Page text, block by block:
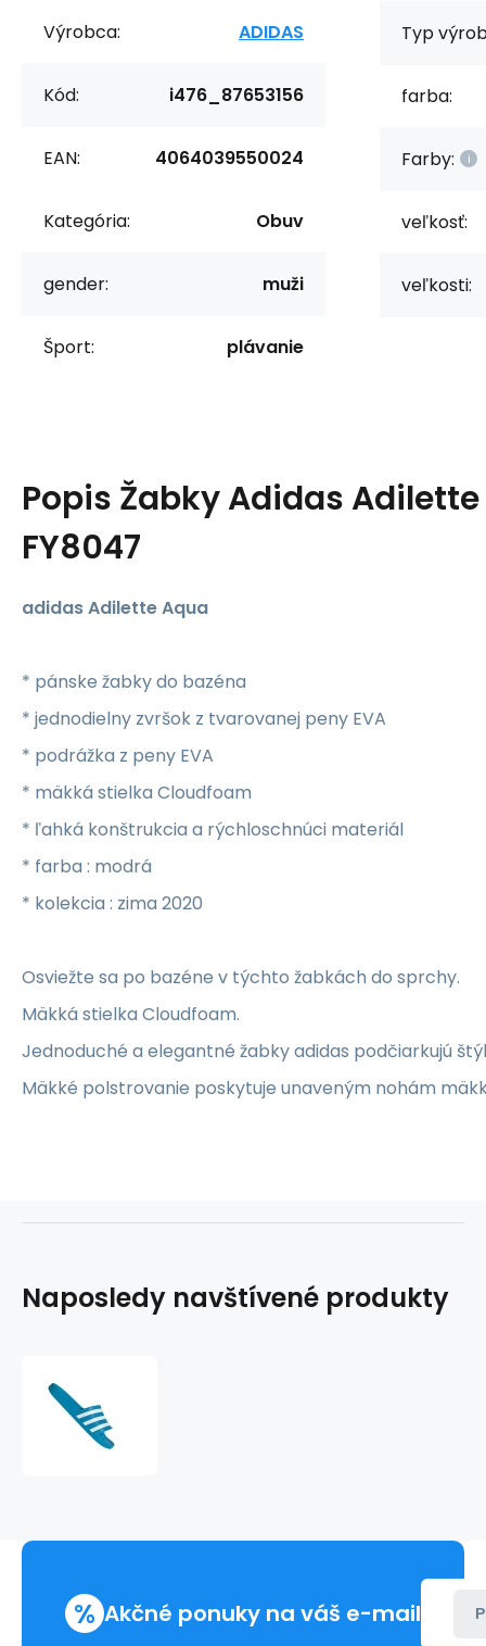
Výrobca: ADIDAS
Kód: i476_87653156
EAN: 4064039550024
Kategória: Obuv
gender: muži
Šport: plávanie
Typ
farba:
Farby:
veľkosť:
veľkosti:
Popis Žabky Adidas
FY8047
adidas Adilette Aqua
* pánske žabky do bazéna
* jednodielny zvršok z tvarovanej peny EVA
* podrážka z peny EVA
* mäkká stielka Cloudfoam
* ľahká konštrukcia a rýchloschnúci materiál
* farba : modrá
* kolekcia : zima 2020
Osviežte sa po bazéne v týchto žabkách do sprchy.
Mäkká stielka Cloudfoam.
Jednoduché a elegantné žabky adidas podčiarkujú
Mäkké polstrovanie poskytuje unaveným nohám
Naposledy navštívené produkty
% Akčné ponuky na váš e-mail